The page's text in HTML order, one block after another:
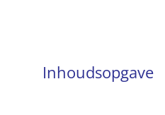
Inhoudsopgave